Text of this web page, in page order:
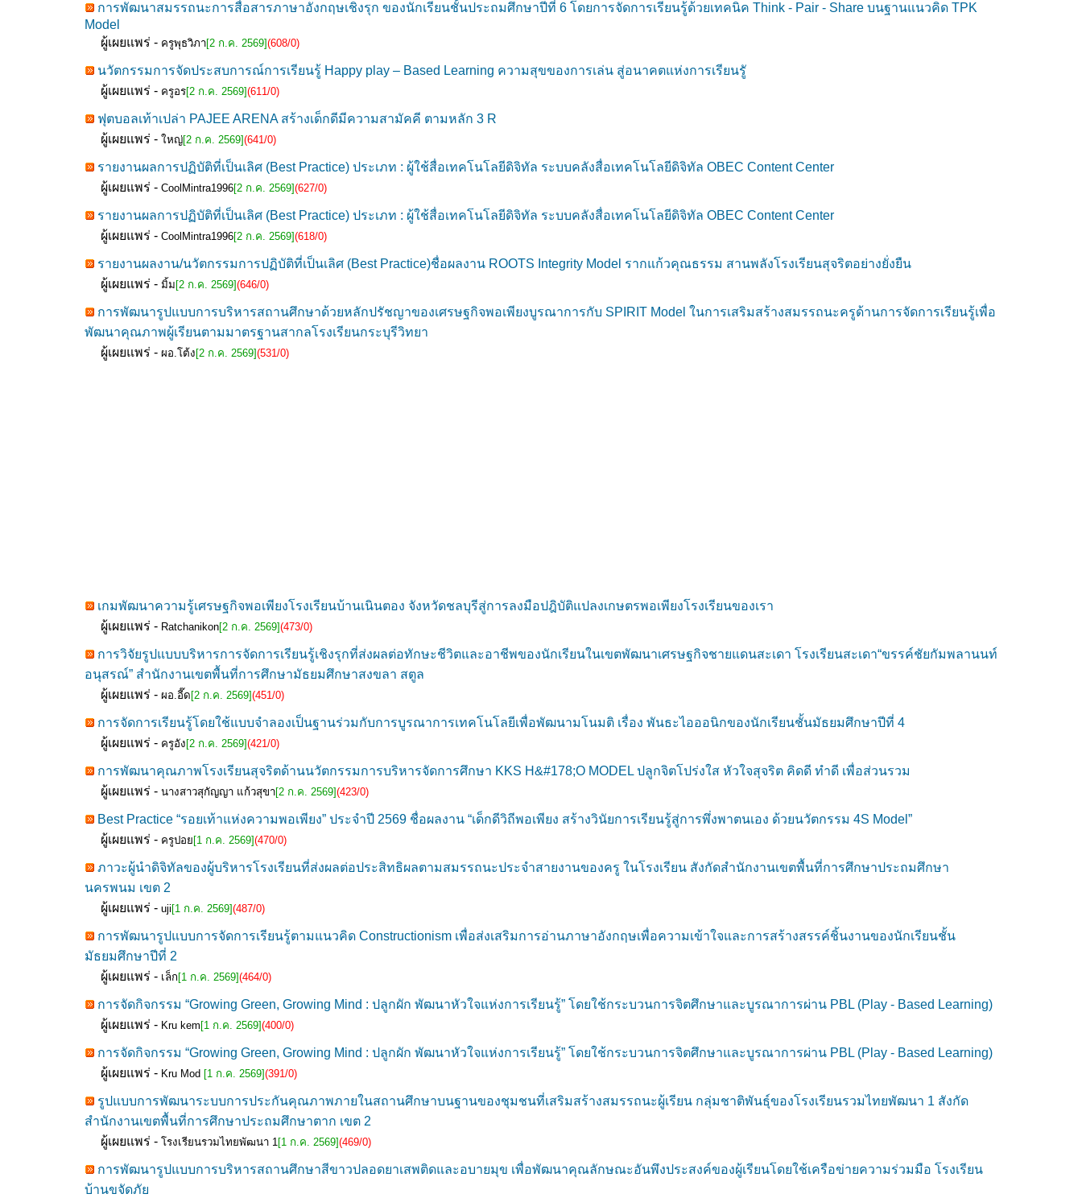
การพัฒนาสมรรถนะการสื่อสารภาษาอังกฤษเชิงรุก ของนักเรียนชั้นประถมศึกษาปีที่ 6 โดยการจัดการเรียนรู้ด้วยเทคนิค Think - Pair - Share บนฐานแนวคิด TPK
Model
ผู้เผยแพร่ - ครูพุธวิภา[2 ก.ค. 2569](608/0)
นวัตกรรมการจัดประสบการณ์การเรียนรู้ Happy play – Based Learning ความสุขของการเล่น สู่อนาคตแห่งการเรียนรูั
ผู้เผยแพร่ - ครูอร[2 ก.ค. 2569](611/0)
ฟุตบอลเท้าเปล่า PAJEE ARENA สร้างเด็กดีมีความสามัคคี ตามหลัก 3 R
ผู้เผยแพร่ - ใหญ่[2 ก.ค. 2569](641/0)
รายงานผลการปฏิบัติที่เป็นเลิศ (Best Practice) ประเภท : ผู้ใช้สื่อเทคโนโลยีดิจิทัล ระบบคลังสื่อเทคโนโลยีดิจิทัล OBEC Content Center
ผู้เผยแพร่ - CoolMintra1996[2 ก.ค. 2569](627/0)
รายงานผลการปฏิบัติที่เป็นเลิศ (Best Practice) ประเภท : ผู้ใช้สื่อเทคโนโลยีดิจิทัล ระบบคลังสื่อเทคโนโลยีดิจิทัล OBEC Content Center
ผู้เผยแพร่ - CoolMintra1996[2 ก.ค. 2569](618/0)
รายงานผลงาน/นวัตกรรมการปฏิบัติที่เป็นเลิศ (Best Practice)ชื่อผลงาน ROOTS Integrity Model รากแก้วคุณธรรม สานพลังโรงเรียนสุจริตอย่างยั่งยืน
ผู้เผยแพร่ - มิ้ม [2 ก.ค. 2569](646/0)
การพัฒนารูปแบบการบริหารสถานศึกษาด้วยหลักปรัชญาของเศรษฐกิจพอเพียงบูรณาการกับ SPIRIT Model ในการเสริมสร้างสมรรถนะครูด้านการจัดการเรียนรู้เพื่อ
พัฒนาคุณภาพผู้เรียนตามมาตรฐานสากลโรงเรียนกระบุรีวิทยา
ผู้เผยแพร่ - ผอ.โต้ง [2 ก.ค. 2569](531/0)
เกมพัฒนาความรู้เศรษฐกิจพอเพียงโรงเรียนบ้านเนินตอง จังหวัดชลบุรีสู่การลงมือปฎิบัติแปลงเกษตรพอเพียงโรงเรียนของเรา
ผู้เผยแพร่ - Ratchanikon[2 ก.ค. 2569](473/0)
การวิจัยรูปแบบบริหารการจัดการเรียนรู้เชิงรุกที่ส่งผลต่อทักษะชีวิตและอาชีพของนักเรียนในเขตพัฒนาเศรษฐกิจชายแดนสะเดา โรงเรียนสะเดา“ขรรค์ชัยกัมพลานนท์
อนุสรณ์” สำนักงานเขตพื้นที่การศึกษามัธยมศึกษาสงขลา สตูล
ผู้เผยแพร่ - ผอ.อี๊ด [2 ก.ค. 2569](451/0)
การจัดการเรียนรู้โดยใช้แบบจำลองเป็นฐานร่วมกับการบูรณาการเทคโนโลยีเพื่อพัฒนามโนมติ เรื่อง พันธะไอออนิกของนักเรียนชั้นมัธยมศึกษาปีที่ 4
ผู้เผยแพร่ - ครูอัง [2 ก.ค. 2569](421/0)
การพัฒนาคุณภาพโรงเรียนสุจริตด้านนวัตกรรมการบริหารจัดการศึกษา KKS H&#178;O MODEL ปลูกจิตโปร่งใส หัวใจสุจริต คิดดี ทำดี เพื่อส่วนรวม
ผู้เผยแพร่ - นางสาวสุกัญญา แก้วสุขา[2 ก.ค. 2569](423/0)
Best Practice “รอยเท้าแห่งความพอเพียง” ประจำปี 2569 ชื่อผลงาน “เด็กดีวิถีพอเพียง สร้างวินัยการเรียนรู้สู่การพึ่งพาตนเอง ด้วยนวัตกรรม 4S Model”
ผู้เผยแพร่ - ครูปอย [1 ก.ค. 2569](470/0)
ภาวะผู้นำดิจิทัลของผู้บริหารโรงเรียนที่ส่งผลต่อประสิทธิผลตามสมรรถนะประจำสายงานของครู ในโรงเรียน สังกัดสำนักงานเขตพื้นที่การศึกษาประถมศึกษา
นครพนม เขต 2
ผู้เผยแพร่ - uji [1 ก.ค. 2569](487/0)
การพัฒนารูปแบบการจัดการเรียนรู้ตามแนวคิด Constructionism เพื่อส่งเสริมการอ่านภาษาอังกฤษเพื่อความเข้าใจและการสร้างสรรค์ชิ้นงานของนักเรียนชั้น
มัธยมศึกษาปีที่ 2
ผู้เผยแพร่ - เล็ก [1 ก.ค. 2569](464/0)
การจัดกิจกรรม “Growing Green, Growing Mind : ปลูกผัก พัฒนาหัวใจแห่งการเรียนรู้” โดยใช้กระบวนการจิตศึกษาและบูรณาการผ่าน PBL (Play - Based Learning)
ผู้เผยแพร่ - Kru kem [1 ก.ค. 2569](400/0)
การจัดกิจกรรม “Growing Green, Growing Mind : ปลูกผัก พัฒนาหัวใจแห่งการเรียนรู้” โดยใช้กระบวนการจิตศึกษาและบูรณาการผ่าน PBL (Play - Based Learning)
ผู้เผยแพร่ - Kru Mod [1 ก.ค. 2569](391/0)
รูปแบบการพัฒนาระบบการประกันคุณภาพภายในสถานศึกษาบนฐานของชุมชนที่เสริมสร้างสมรรถนะผู้เรียน กลุ่มชาติพันธุ์ของโรงเรียนรวมไทยพัฒนา 1 สังกัด
สำนักงานเขตพื้นที่การศึกษาประถมศึกษาตาก เขต 2
ผู้เผยแพร่ - โรงเรียนรวมไทยพัฒนา 1[1 ก.ค. 2569](469/0)
การพัฒนารูปแบบการบริหารสถานศึกษาสีขาวปลอดยาเสพติดและอบายมุข เพื่อพัฒนาคุณลักษณะอันพึงประสงค์ของผู้เรียนโดยใช้เครือข่ายความร่วมมือ โรงเรียน
บ้านขจัดภัย